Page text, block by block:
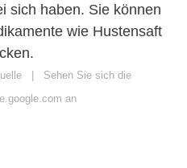
sich haben. Sie können
wie Hustensaft
| Sehen Sie sich die
an